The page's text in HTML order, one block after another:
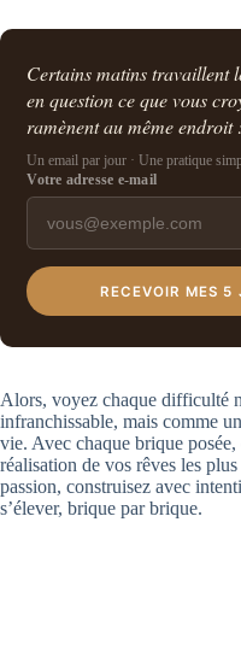
Certains matins travaillent
en question ce que vous
ramènent au même endroit
Un email par jour · Une pratique
Votre adresse e-mail
RECEVOIR MES 5
Alors, voyez chaque difficulté
infranchissable, mais comme
vie. Avec chaque brique posée,
réalisation de vos rêves les
passion, construisez avec
s’élever, brique par brique.